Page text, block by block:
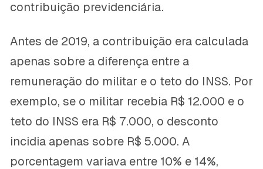
contribuição previdenciária.
Antes de 2019, a contribuição era calculada
apenas sobre a diferença entre a
remuneração do militar e o teto do INSS. Por
exemplo, se o militar recebia R$ 12.000 e o
teto do INSS era R$ 7.000, o desconto
incidia apenas sobre R$ 5.000. A
porcentagem variava entre 10% e 14%,